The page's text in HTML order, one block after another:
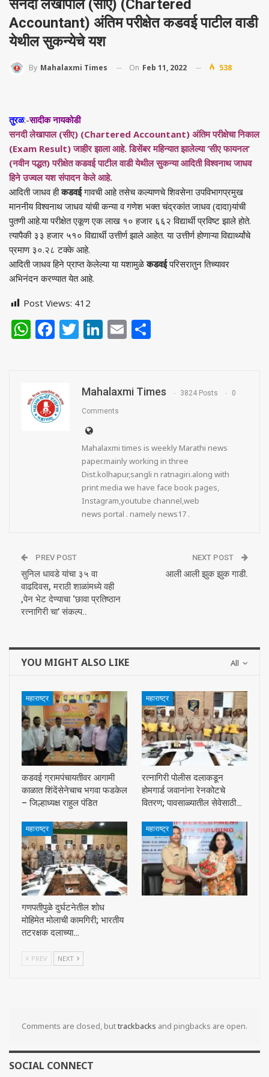
सनदी लेखापाल (सीए) (Chartered
Accountant) अंतिम परीक्षेत कडवई पाटील वाडी
येथील सुकन्येचे यश
By Mahalaxmi Times On Feb 11, 2022 538
तुरळ:-सादीक नायकोडी
सनदी लेखापाल (सीए) (Chartered Accountant) अंतिम परीक्षेचा निकाल
(Exam Result) जाहीर झाला आहे. डिसेंबर महिन्यात झालेल्या ‘सीए फायनल’
(नवीन पद्धत) परीक्षेत कडवई पाटील वाडी येथील सुकन्या आदिती विश्वनाथ जाधव
हिने उज्वल यश संपादन केले आहे.
आदिती जाधव हीकडवईगावची आहे तसेच कल्याणचे शिवसेना उपविभागप्रमुख
माननीय विश्वनाथ जाधव यांची कन्या व गणेश भक्त चंद्रकांत जाधव (दादा)यांची
पुतणी आहे.या परीक्षेत एकूण एक लाख १० हजार ६६२ विद्यार्थी प्रविष्ट झाले होते.
त्यापैकी ३३ हजार ५१० विद्यार्थी उत्तीर्ण झाले आहेत. या उत्तीर्ण होणाऱ्या विद्यार्थ्यांचे
प्रमाण ३०.२८ टक्के आहे.
आदिती जाधव हिने प्राप्त केलेल्या या यशामुळेकडवईपरिसरातुन तिच्यावर
अभिनंदन करण्यात येत आहे.
Post Views: 412
WhatsApp
Facebook
Twitter
LinkedIn
Email
Mahalaxmi Times 3824 Posts 0
Comments
Mahalaxmi times is weekly Marathi news
paper.mainly working in three
Dist.kolhapur,sangli n ratnagiri.along with
print media we have face book pages,
Instagram,youtube channel,web
news portal . namely news17 .
PREV POST
सुनिल धावडे यांचा ३५ वा
वाढदिवस, मराठी शाळांमध्ये वही
,पेन भेट देण्याचा ‘छावा प्रतिष्ठान
रत्नागिरी चा’ संकल्प..
NEXT POST
आली आली झुक झुक गाडी.
All
YOU MIGHT ALSO LIKE
महाराष्ट्र
कडवई ग्रामपंचायतीवर आगामी
काळात शिंदेंसेनेचाच भगवा फडकेल
– जिल्हाध्यक्ष राहुल पंडित
महाराष्ट्र
रत्नागिरी पोलीस दलाकडून
होमगार्ड जवानांना रेनकोटचे
वितरण; पावसाळ्यातील सेवेसाठी…
महाराष्ट्र
गणपतीपुळे दुर्घटनेतील शोध
मोहिमेत मोलाची कामगिरी; भारतीय
तटरक्षक दलाच्या…
महाराष्ट्र
PREV NEXT
Comments are closed, buttrackbacks and pingbacks are open.
SOCIAL CONNECT